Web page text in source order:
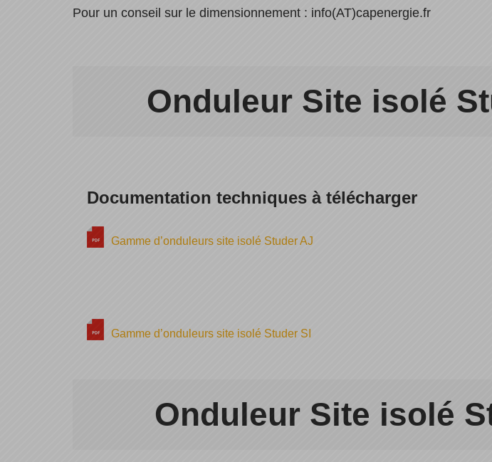
Pour un conseil sur le dimensionnement : info(AT)capenergie.fr
Onduleur Site isolé
Documentation techniques à télécharger
Gamme d’onduleurs site isolé Studer AJ
Gamme d’onduleurs site isolé Studer SI
Onduleur Site isolé